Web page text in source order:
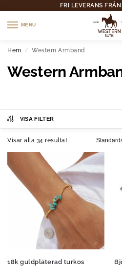
FRI LEVERANS
MENU
Hem / Western Armband
Western
VISA FILTER
Visar alla 34 resultat
18k guldpläterad turkos